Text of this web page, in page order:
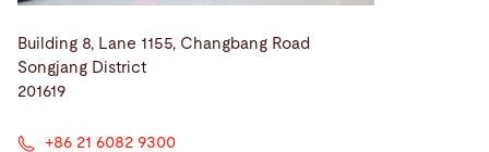
Building 8, Lane 1155, Changbang Road
Songjang District
201619
+86 21 6082 9300